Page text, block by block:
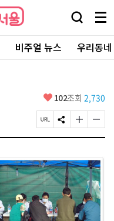
검
창
열
기
메
뉴
전
체
보
비주얼 뉴스 우리동
좋
요
102조회 2,730
페
이
R
L
복
사
S
N
유
하
기
글
자
크
게
변
경
하
기
글
자
작
게
변
경
하
기